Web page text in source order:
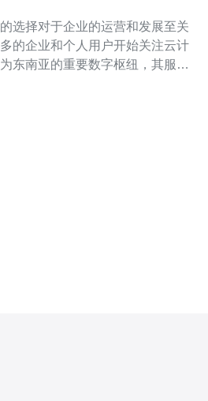
选择对于企业的运营和发展至关
的企业和个人用户开始关注云计
东南亚的重要数字枢纽，其服务
场景。 首先，马来西亚